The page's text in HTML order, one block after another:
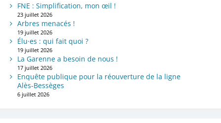
FNE : Simplification, mon œil !
23 juillet 2026
Arbres menacés !
19 juillet 2026
Élu·es : qui fait quoi ?
19 juillet 2026
La Garenne a besoin de nous !
17 juillet 2026
Enquête publique pour la réouverture de la ligne
Alès-Bessèges
6 juillet 2026